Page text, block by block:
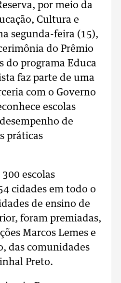
por meio da
Cultura e
segunda-feira (15),
do Prêmio
do programa Educa
faz parte de uma
com o Governo
escolas
de
práticas
escolas
cidades em todo o
de ensino de
foram premiadas,
Marcos Lemes e
das comunidades
Preto.